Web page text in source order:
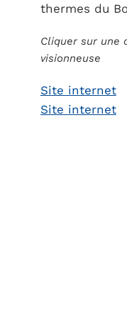
thermes du
Cliquer sur une
visionneuse
Site internet
Site internet